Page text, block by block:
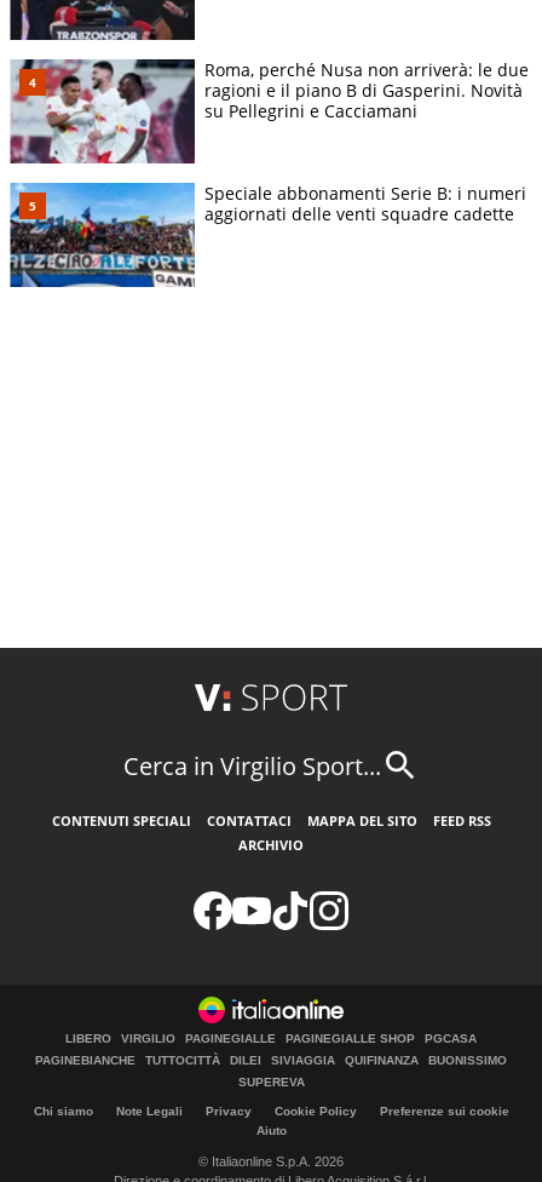
Roma, perché Nusa non arriverà: le due
ragioni e il piano B di Gasperini. Novità
su Pellegrini e Cacciamani
Speciale abbonamenti Serie B: i numeri
aggiornati delle venti squadre cadette
Cerca in Virgilio Sport...
CONTENUTI SPECIALI CONTATTACI MAPPA DEL SITO
FEED RSS
ARCHIVIO
LIBERO VIRGILIO PAGINEGIALLE PAGINEGIALLE SHOP
PGCASA
PAGINEBIANCHE
TUTTOCITTÀ DILEI SIVIAGGIA QUIFINANZA
BUONISSIMO
SUPEREVA
Chi siamo Note Legali Privacy Cookie Policy
Preferenze sui cookie
Aiuto
© Italiaonline S.p.A. 2026